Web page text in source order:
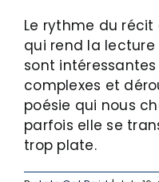
Le rythme du
qui rend la
sont
complexes et
poésie qui nous
parfois elle se
trop plate.